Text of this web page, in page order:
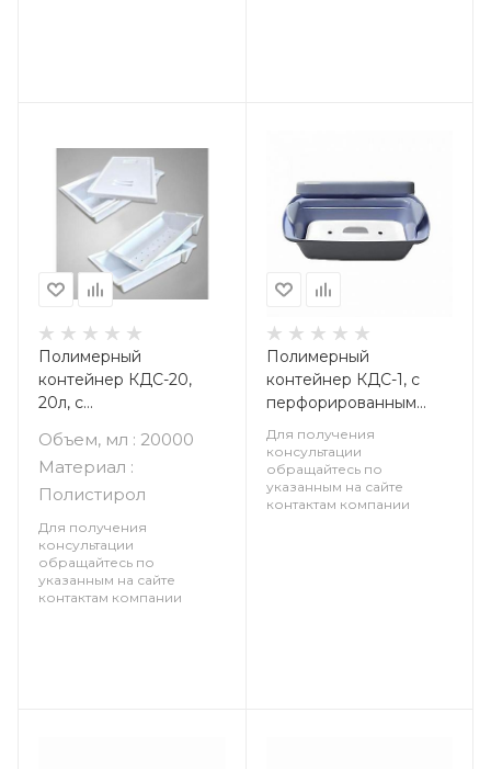
Полимерный
контейнер КДС-20,
20л, с
поддоном и крышкой
Объем, мл : 20000
Материал :
Полистирол
Для получения
консультации
обращайтесь по
указанным на сайте
контактам компании
Полимерный
контейнер КДС-1, с
перфорированным
поддоном и крышкой,
1л, 1 шт
Для получения
консультации
обращайтесь по
указанным на сайте
контактам компании